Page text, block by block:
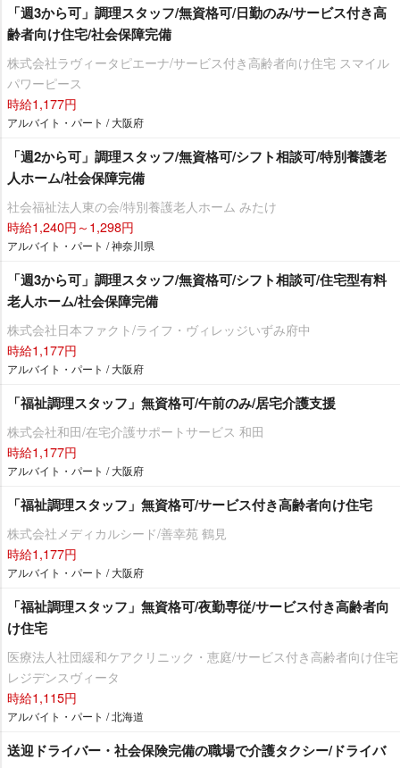
「週3から可」調理スタッフ/無資格可/日勤のみ/サービス付き高
齢者向け住宅/社会保障完備
株式会社ラヴィータピエーナ/サービス付き高齢者向け住宅 スマイル
パワーピース
時給1,177円
アルバイト・パート / 大阪府
「週2から可」調理スタッフ/無資格可/シフト相談可/特別養護老
人ホーム/社会保障完備
社会福祉法人東の会/特別養護老人ホーム みたけ
時給1,240円～1,298円
アルバイト・パート / 神奈川県
「週3から可」調理スタッフ/無資格可/シフト相談可/住宅型有料
老人ホーム/社会保障完備
株式会社日本ファクト/ライフ・ヴィレッジいずみ府中
時給1,177円
アルバイト・パート / 大阪府
「福祉調理スタッフ」無資格可/午前のみ/居宅介護支援
株式会社和田/在宅介護サポートサービス 和田
時給1,177円
アルバイト・パート / 大阪府
「福祉調理スタッフ」無資格可/サービス付き高齢者向け住宅
株式会社メディカルシード/善幸苑 鶴見
時給1,177円
アルバイト・パート / 大阪府
「福祉調理スタッフ」無資格可/夜勤専従/サービス付き高齢者向
け住宅
医療法人社団緩和ケアクリニック・恵庭/サービス付き高齢者向け住宅
レジデンスヴィータ
時給1,115円
アルバイト・パート / 北海道
送迎ドライバー・社会保険完備の職場で介護タクシー/ドライバ